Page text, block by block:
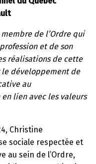
de l’Ordre qui
et de son
réalisations de cette
le développement de
au
lien avec les valeurs
Christine
sociale respectée et
au sein de l’Ordre,